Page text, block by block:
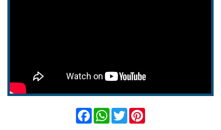
FacebookWhatsApp
Twitter